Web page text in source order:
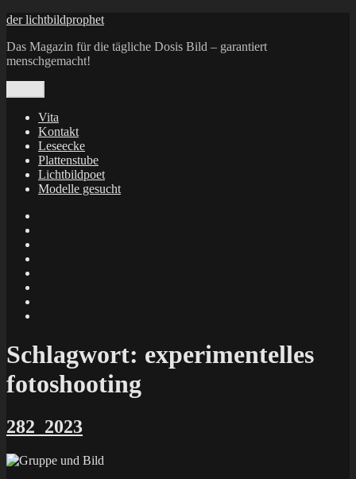
Zum
springen
der lichtbildprophet
Das Magazin für die tägliche Dosis Bild – garantiert
menschgemacht!
Vita
Kontakt
Leseecke
Plattenstube
Lichtbildpoet
Modelle gesucht
X
Schlagwort: experimentelles
fotoshooting
282_2023